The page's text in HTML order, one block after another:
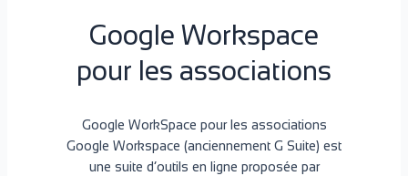
Google Workspace
pour les associations
Google WorkSpace pour les associations
Google Workspace (anciennement G Suite) est
une suite d’outils en ligne proposée par